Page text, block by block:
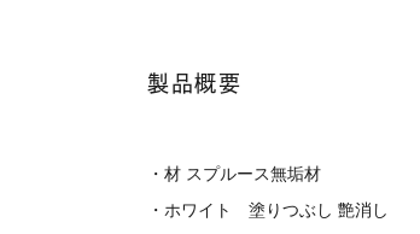
製品概要
・材 スプルース無垢材
・ホワイト 塗りつぶし 艶消し